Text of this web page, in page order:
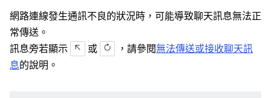
網路連線發生通訊不良的狀況時，可能導致聊天訊息無法正
常傳送。
訊息旁若顯示
或 ，請參閱無法傳送或接收聊天訊
息的說明。